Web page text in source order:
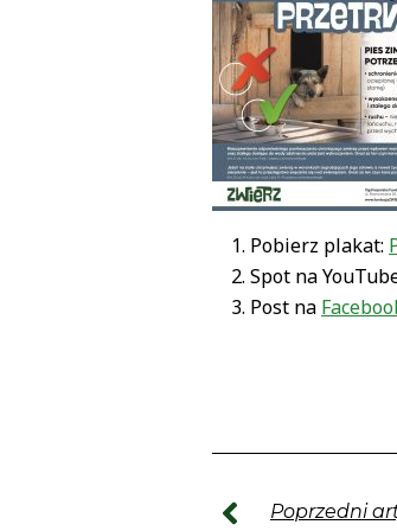
Pobierz plakat:
Spot na
Post na
Poprzedni